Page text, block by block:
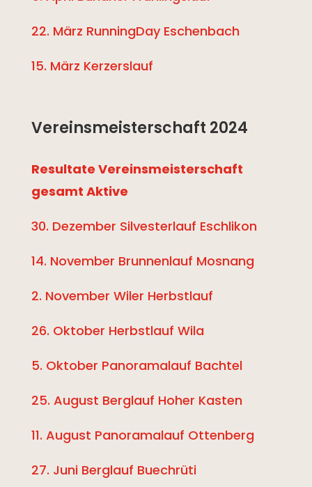
22. März RunningDay Eschenbach
15. März Kerzerslauf
Vereinsmeisterschaft 2024
Resultate Vereinsmeisterschaft
gesamt Aktive
30. Dezember Silvesterlauf Eschlikon
14. November Brunnenlauf Mosnang
2. November Wiler Herbstlauf
26. Oktober Herbstlauf Wila
5. Oktober Panoramalauf Bachtel
25. August Berglauf Hoher Kasten
11. August Panoramalauf Ottenberg
27. Juni Berglauf Buechrüti